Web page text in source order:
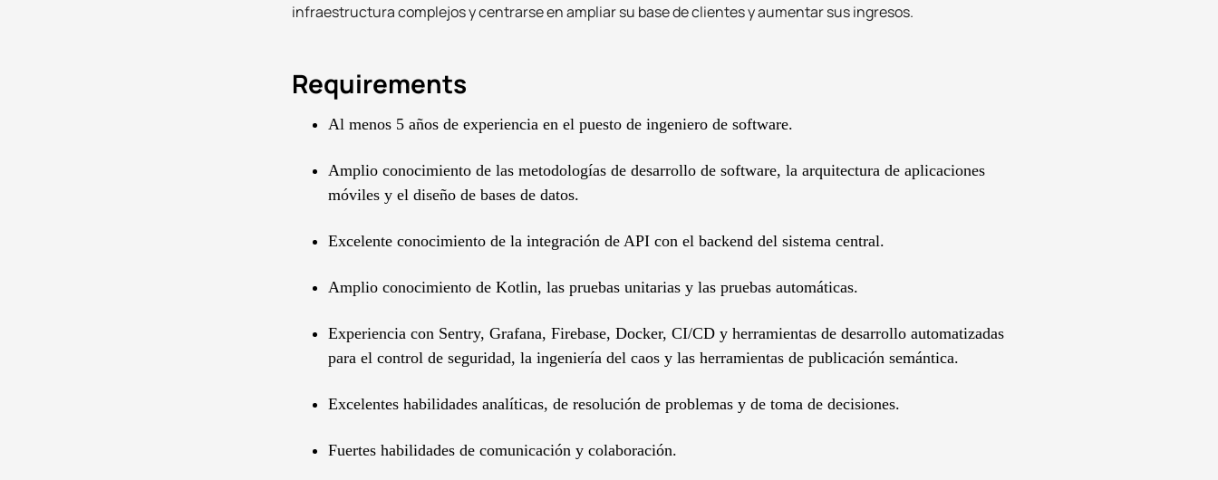
infraestructura complejos y centrarse en ampliar su base de clientes y aumentar sus ingresos.
Requirements
Al menos 5 años de experiencia en el puesto de ingeniero de software.
Amplio conocimiento de las metodologías de desarrollo de software, la arquitectura de aplicaciones
móviles y el diseño de bases de datos.
Excelente conocimiento de la integración de API con el backend del sistema central.
Amplio conocimiento de Kotlin, las pruebas unitarias y las pruebas automáticas.
Experiencia con Sentry, Grafana, Firebase, Docker, CI/CD y herramientas de desarrollo automatizadas
para el control de seguridad, la ingeniería del caos y las herramientas de publicación semántica.
Excelentes habilidades analíticas, de resolución de problemas y de toma de decisiones.
Fuertes habilidades de comunicación y colaboración.